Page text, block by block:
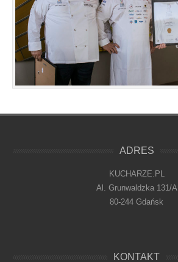
ADRES
KUCHARZE.PL
Al. Grunwaldzka 131/A
80-244 Gdańsk
KONTAKT